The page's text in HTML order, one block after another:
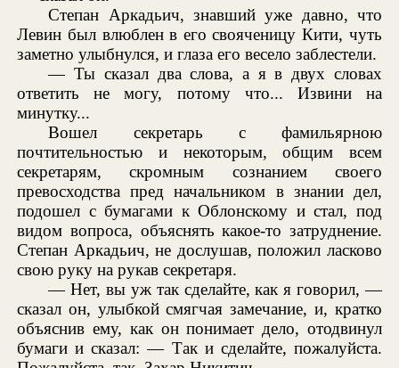
Степан Аркадьич, знавший уже давно, что
Левин был влюблен в его свояченицу Кити, чуть
заметно улыбнулся, и глаза его весело заблестели.
— Ты сказал два слова, а я в двух словах
ответить не могу, потому что... Извини на
минутку...
Вошел секретарь с фамильярною
почтительностью и некоторым, общим всем
секретарям, скромным сознанием своего
превосходства пред начальником в знании дел,
подошел с бумагами к Облонскому и стал, под
видом вопроса, объяснять какое-то затруднение.
Степан Аркадьич, не дослушав, положил ласково
свою руку на рукав секретаря.
— Нет, вы уж так сделайте, как я говорил, —
сказал он, улыбкой смягчая замечание, и, кратко
объяснив ему, как он понимает дело, отодвинул
бумаги и сказал: — Так и сделайте, пожалуйста.